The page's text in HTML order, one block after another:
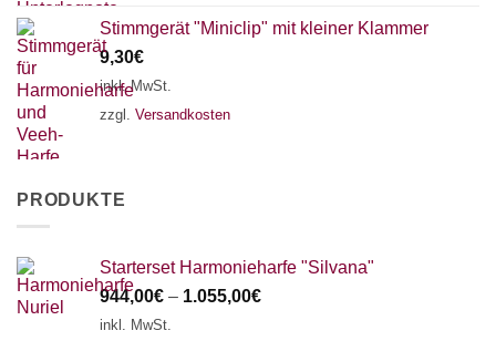
Stimmgerät "Miniclip" mit kleiner Klammer
9,30€
inkl. MwSt.
zzgl. Versandkosten
PRODUKTE
Starterset Harmonieharfe "Silvana"
944,00€ – 1.055,00€
inkl. MwSt.